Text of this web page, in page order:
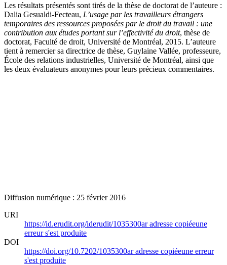
Les résultats présentés sont tirés de la thèse de doctorat de l’auteure :
Dalia Gesualdi-Fecteau, L’usage par les travailleurs étrangers
temporaires des ressources proposées par le droit du travail : une
contribution aux études portant sur l’effectivité du droit, thèse de
doctorat, Faculté de droit, Université de Montréal, 2015. L’auteure
tient à remercier sa directrice de thèse, Guylaine Vallée, professeure,
École des relations industrielles, Université de Montréal, ainsi que
les deux évaluateurs anonymes pour leurs précieux commentaires.
Diffusion numérique : 25 février 2016
URI
https://id.erudit.org/iderudit/1035300aradresse copiéeune
erreur s'est produite
DOI
https://doi.org/10.7202/1035300aradresse copiéeune erreur
s'est produite